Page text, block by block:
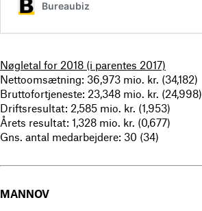
Nøgletal for 2018 (i parentes 2017)
Nettoomsætning: 36,973 mio. kr. (34,182)
Bruttofortjeneste: 23,348 mio. kr. (24,998)
Driftsresultat: 2,585 mio. kr. (1,953)
Årets resultat: 1,328 mio. kr. (0,677)
Gns. antal medarbejdere: 30 (34)
MANNOV